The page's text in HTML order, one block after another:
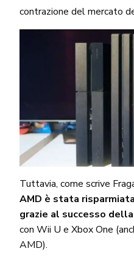
contrazione del mercato
Tuttavia, come scrive
AMD è stata
grazie al successo della
con Wii U e Xbox One
AMD).